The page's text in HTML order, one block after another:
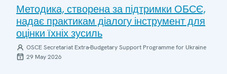
Методика, створена за підтримки ОБСЄ,
надає практикам діалогу інструмент для
оцінки їхніх зусиль
OSCE Secretariat Extra-Budgetary Support Programme for Ukraine
29 May 2026